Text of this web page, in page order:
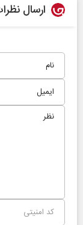
ارسال